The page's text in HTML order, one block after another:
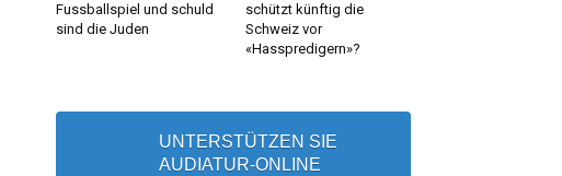
Fussballspiel und schuld
sind die Juden
schützt künftig die
Schweiz vor
«Hasspredigern»?
UNTERSTÜTZEN SIE
AUDIATUR-ONLINE